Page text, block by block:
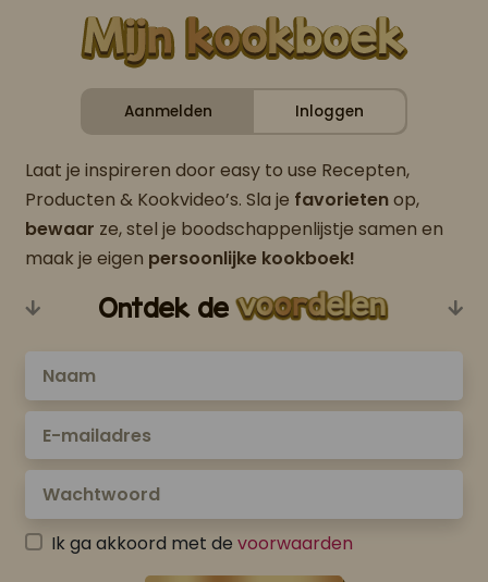
Aanmelden Inloggen
Laat je inspireren door easy to use Recepten,
Producten & Kookvideo’s. Sla je favorietenop,
bewaar ze, stel je boodschappenlijstje samen en
maak je eigen persoonlijke kookboek!
Ontdek de
Ik ga akkoord met de voorwaarden